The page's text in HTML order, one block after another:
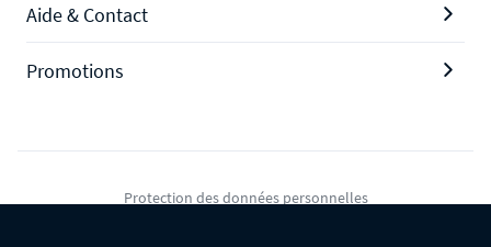
Aide & Contact
Promotions
Protection des données personnelles